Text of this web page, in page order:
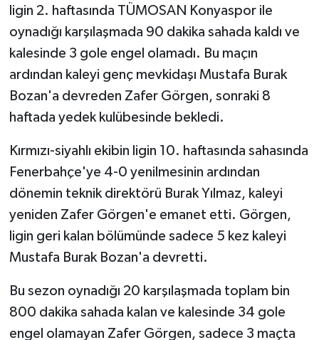
ligin 2. haftasında TÜMOSAN Konyaspor ile
oynadığı karşılaşmada 90 dakika sahada kaldı ve
kalesinde 3 gole engel olamadı. Bu maçın
ardından kaleyi genç mevkidaşı Mustafa Burak
Bozan'a devreden Zafer Görgen, sonraki 8
haftada yedek kulübesinde bekledi.
Kırmızı-siyahlı ekibin ligin 10. haftasında sahasında
Fenerbahçe'ye 4-0 yenilmesinin ardından
dönemin teknik direktörü Burak Yılmaz, kaleyi
yeniden Zafer Görgen'e emanet etti. Görgen,
ligin geri kalan bölümünde sadece 5 kez kaleyi
Mustafa Burak Bozan'a devretti.
Bu sezon oynadığı 20 karşılaşmada toplam bin
800 dakika sahada kalan ve kalesinde 34 gole
engel olamayan Zafer Görgen, sadece 3 maçta